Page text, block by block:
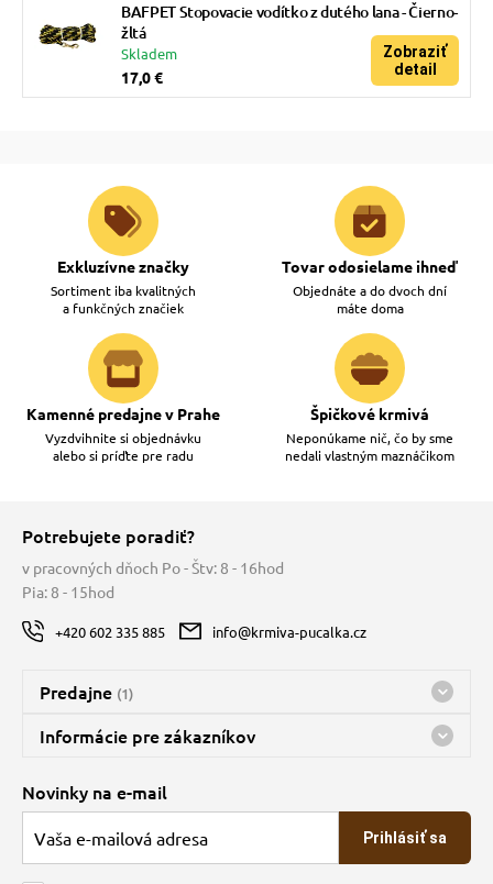
BAFPET Stopovacie vodítko z dutého lana - Čierno-
žltá
Skladem
17,0 €
Zobraziť
detail
Exkluzívne značky
Sortiment iba kvalitných
a funkčných značiek
Tovar odosielame ihneď
Objednáte a do dvoch dní
máte doma
Kamenné predajne v Prahe
Vyzdvihnite si objednávku
alebo si príďte pre radu
Špičkové krmivá
Neponúkame nič, čo by sme
nedali vlastným maznáčikom
Potrebujete poradiť?
v pracovných dňoch Po - Štv: 8 - 16hod
Pia: 8 - 15hod
+420 602 335 885 info@krmiva-pucalka.cz
Predajne (1)
Predajňa a sklad Kbely
Informácie pre zákazníkov
O spoločnosti
Veľkoobchod
Novinky na e-mail
Prihlásiť sa